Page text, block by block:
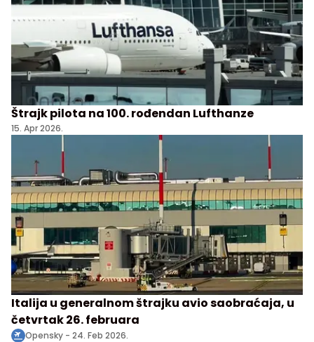
Štrajk pilota na 100. rođendan Lufthanze
15. Apr 2026.
Italija u generalnom štrajku avio saobraćaja, u
četvrtak 26. februara
Opensky - 24. Feb 2026.